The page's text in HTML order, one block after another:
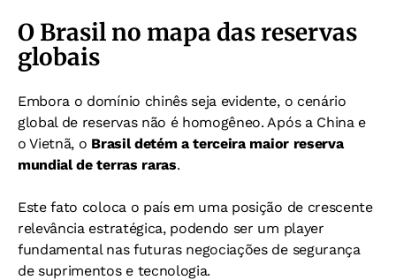
O Brasil no mapa das reservas
globais
Embora o domínio chinês seja evidente, o cenário
global de reservas não é homogêneo. Após a China e
o Vietnã, o Brasil detém a terceira maior reserva
mundial de terras raras.
Este fato coloca o país em uma posição de crescente
relevância estratégica, podendo ser um player
fundamental nas futuras negociações de segurança
de suprimentos e tecnologia.